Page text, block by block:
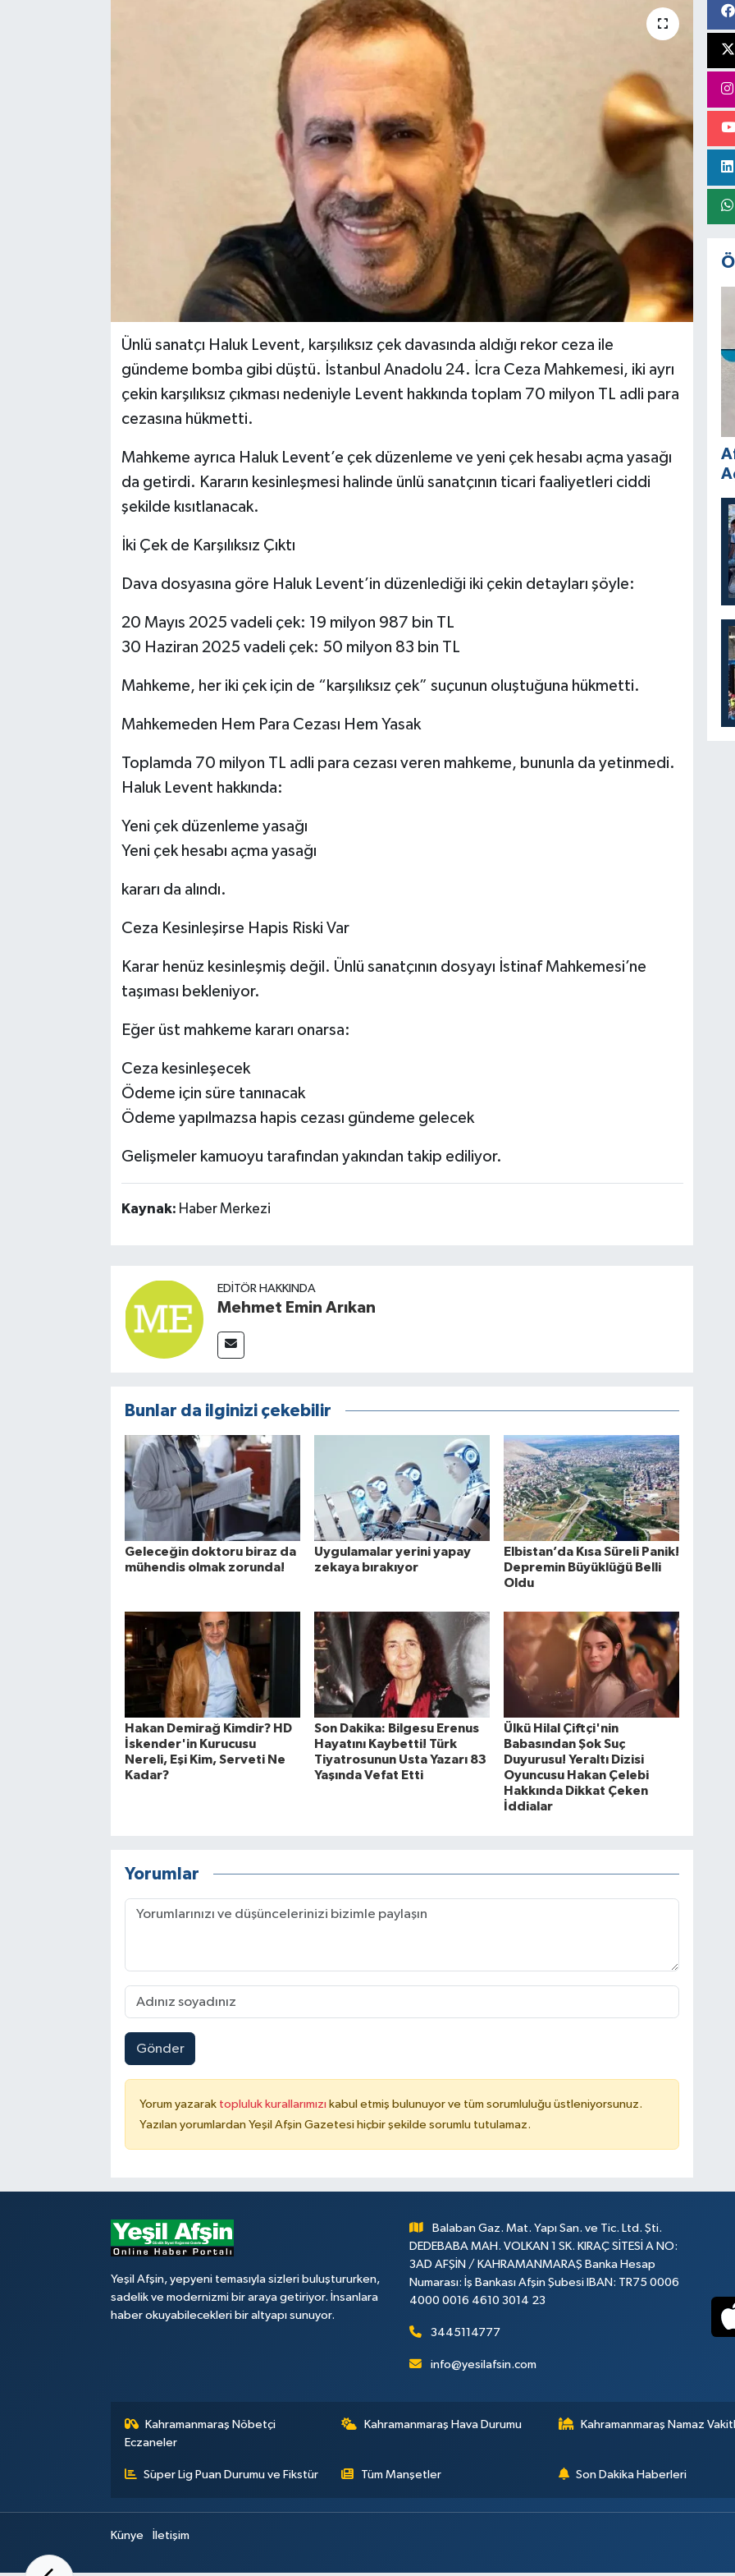
Ünlü sanatçı Haluk Levent, karşılıksız çek davasında aldığı rekor ceza ile
gündeme bomba gibi düştü. İstanbul Anadolu 24. İcra Ceza Mahkemesi, iki ayrı
çekin karşılıksız çıkması nedeniyle Levent hakkında toplam 70 milyon TL adli para
cezasına hükmetti.
Mahkeme ayrıca Haluk Levent’e çek düzenleme ve yeni çek hesabı açma yasağı
da getirdi. Kararın kesinleşmesi halinde ünlü sanatçının ticari faaliyetleri ciddi
şekilde kısıtlanacak.
İki Çek de Karşılıksız Çıktı
Dava dosyasına göre Haluk Levent’in düzenlediği iki çekin detayları şöyle:
20 Mayıs 2025 vadeli çek: 19 milyon 987 bin TL
30 Haziran 2025 vadeli çek: 50 milyon 83 bin TL
Mahkeme, her iki çek için de “karşılıksız çek” suçunun oluştuğuna hükmetti.
Mahkemeden Hem Para Cezası Hem Yasak
Toplamda 70 milyon TL adli para cezası veren mahkeme, bununla da yetinmedi.
Haluk Levent hakkında:
Yeni çek düzenleme yasağı
Yeni çek hesabı açma yasağı
kararı da alındı.
Ceza Kesinleşirse Hapis Riski Var
Karar henüz kesinleşmiş değil. Ünlü sanatçının dosyayı İstinaf Mahkemesi’ne
taşıması bekleniyor.
Eğer üst mahkeme kararı onarsa:
Ceza kesinleşecek
Ödeme için süre tanınacak
Ödeme yapılmazsa hapis cezası gündeme gelecek
Gelişmeler kamuoyu tarafından yakından takip ediliyor.
Kaynak: Haber Merkezi
EDITÖR HAKKINDA
Mehmet Emin Arıkan
Bunlar da ilginizi çekebilir
Geleceğin doktoru biraz da
mühendis olmak zorunda!
Uygulamalar yerini yapay
zekaya bırakıyor
Elbistan’da Kısa Süreli Panik!
Depremin Büyüklüğü Belli
Oldu
Hakan Demirağ Kimdir? HD
İskender'in Kurucusu
Nereli, Eşi Kim, Serveti Ne
Kadar?
Son Dakika: Bilgesu Erenus
Hayatını Kaybetti! Türk
Tiyatrosunun Usta Yazarı 83
Yaşında Vefat Etti
Ülkü Hilal Çiftçi'nin
Babasından Şok Suç
Duyurusu! Yeraltı Dizisi
Oyuncusu Hakan Çelebi
Hakkında Dikkat Çeken
İddialar
Yorumlar
Gönder
Yorum yazarak topluluk kurallarımızı kabul etmiş bulunuyor ve tüm sorumluluğu üstleniyorsunuz.
Yazılan yorumlardan Yeşil Afşin Gazetesi hiçbir şekilde sorumlu tutulamaz.
Yeşil Afşin, yepyeni temasıyla sizleri buluştururken,
sadelik ve modernizmi bir araya getiriyor. İnsanlara
haber okuyabilecekleri bir altyapı sunuyor.
Balaban Gaz. Mat. Yapı San. ve Tic. Ltd. Şti.
DEDEBABA MAH. VOLKAN 1 SK. KIRAÇ SİTESİ A NO:
3AD AFŞİN / KAHRAMANMARAŞ Banka Hesap
Numarası: İş Bankası Afşin Şubesi IBAN: TR75 0006
4000 0016 4610 3014 23
3445114777
info@yesilafsin.com
Kahramanmaraş Nöbetçi
Eczaneler
Kahramanmaraş Hava Durumu Kahramanmaraş Namaz
Süper Lig Puan Durumu ve Fikstür Tüm Manşetler Son Dakika Haberleri
Künye İletişim